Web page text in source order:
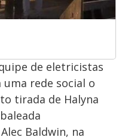
de eletricistas
rede social o
tirada de Halyna
Baldwin, na